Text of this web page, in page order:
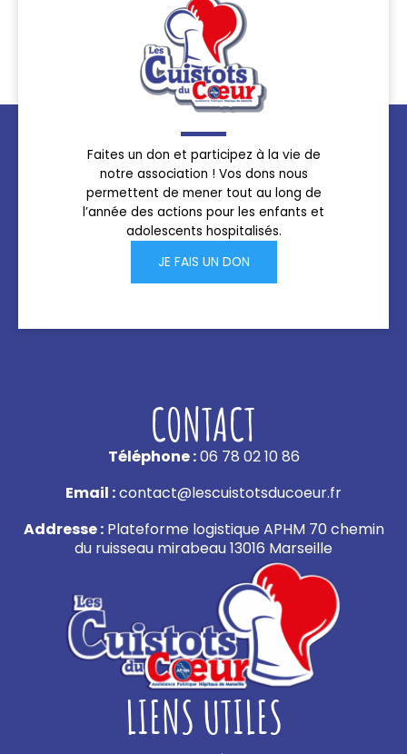
Faites un don et participez à la vie de
notre association ! Vos dons nous
permettent de mener tout au long de
l’année des actions pour les enfants et
adolescents hospitalisés.
JE FAIS UN DON
CONTACT
Téléphone :06 78 02 10 86
Email :contact@lescuistotsducoeur.fr
Addresse :Plateforme logistique APHM 70 chemin
du ruisseau mirabeau 13016 Marseille
LIENS UTILES